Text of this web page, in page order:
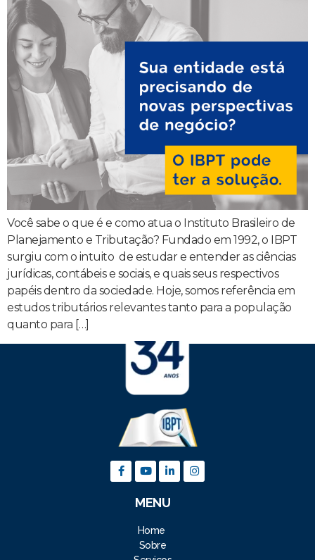
Você sabe o que é e como atua o Instituto Brasileiro de
Planejamento e Tributação? Fundado em 1992, o IBPT
surgiu com o intuito de estudar e entender as ciências
jurídicas, contábeis e sociais, e quais seus respectivos
papéis dentro da sociedade. Hoje, somos referência em
estudos tributários relevantes tanto para a população
quanto para […]
MENU
Home
Sobre